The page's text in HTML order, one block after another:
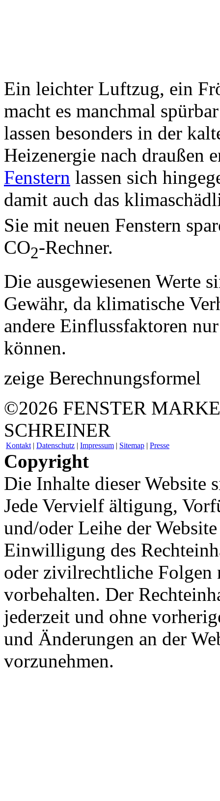
Ein leichter Luftzug, ein
macht es manchmal
lassen besonders in der
Heizenergie nach draußen
Fenstern lassen sich
damit auch das
Sie mit neuen Fenstern
CO2-Rechner.
Die ausgewiesenen Werte
Gewähr, da klimatische
andere Einflussfaktoren
können.
zeige Berechnungsformel
©2026 FENSTER
SCHREINER
Kontakt | Datenschutz | Impressum | Sitemap | Presse
Copyright
Die Inhalte dieser Website
Jede Vervielf ältigung,
und/oder Leihe der
Einwilligung des
oder zivilrechtliche Folgen
vorbehalten. Der
jederzeit und ohne
und Änderungen an der
vorzunehmen.